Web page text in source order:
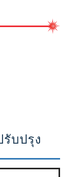
บปรุง
เรา? *